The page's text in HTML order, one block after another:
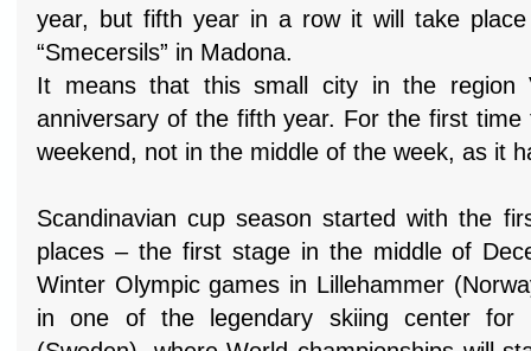
year, but fifth year in a row it will take
“Smecersils” in Madona.
It means that this small city in the region
anniversary of the fifth year. For the first
weekend, not in the middle of the week, as it
Scandinavian cup season started with the
places – the first stage in the middle of
Winter Olympic games in Lillehammer
in one of the legendary skiing center for